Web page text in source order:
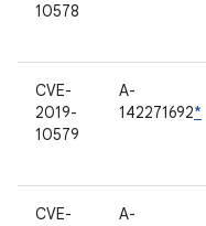
10578
CVE-
2019-
10579
A-
142271692*
CVE-
A-